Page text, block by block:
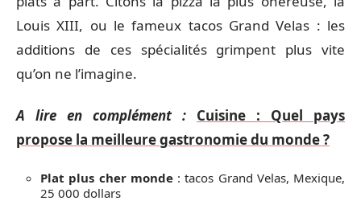
Louis XIII, ou le fameux tacos Grand Velas : les
additions de ces spécialités grimpent plus vite
qu’on ne l’imagine.
A lire en complément :
Cuisine : Quel pays
propose la meilleure gastronomie du monde ?
Plat plus cher monde: tacos Grand Velas, Mexique,
25 000 dollars